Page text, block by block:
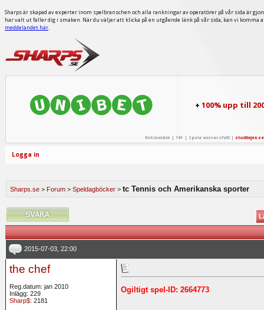
Sharps är skapad av experter inom spelbranschen och alla rankningar av operatörer på vår sida är
har valt ut faller dig i smaken. När du väljer att klicka på en utgående länk på vår sida, kan vi
meddelandet här.
+100% upp till
Reklamlänk | 18+ | Spela ansvarsfullt | stodlinjen.se
Logga in
Sharps.se > Forum > Speldagböcker > tc Tennis och Amerikanska sporter
2015-07-03, 22:00
the chef
Reg.datum: jan 2010
Inlägg: 229
Sharp$: 2181
Ogiltigt spel-ID: 2664773